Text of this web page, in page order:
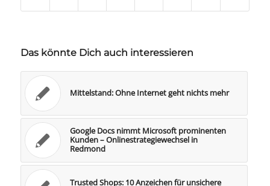
Das könnte Dich auch interessieren
Mittelstand: Ohne Internet geht nichts mehr
Google Docs nimmt Microsoft prominenten
Kunden – Onlinestrategiewechsel in
Redmond
Trusted Shops: 10 Anzeichen für unsichere